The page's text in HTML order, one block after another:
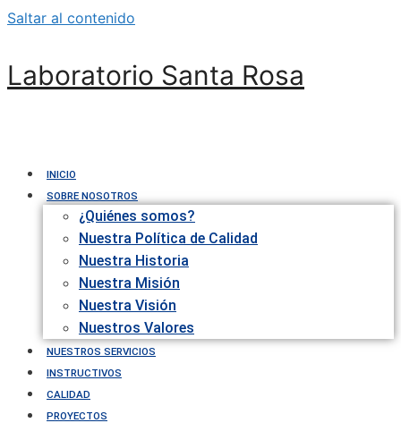
Saltar al contenido
Laboratorio Santa Rosa
INICIO
SOBRE NOSOTROS
¿Quiénes somos?
Nuestra Política de Calidad
Nuestra Historia
Nuestra Misión
Nuestra Visión
Nuestros Valores
NUESTROS SERVICIOS
INSTRUCTIVOS
CALIDAD
PROYECTOS